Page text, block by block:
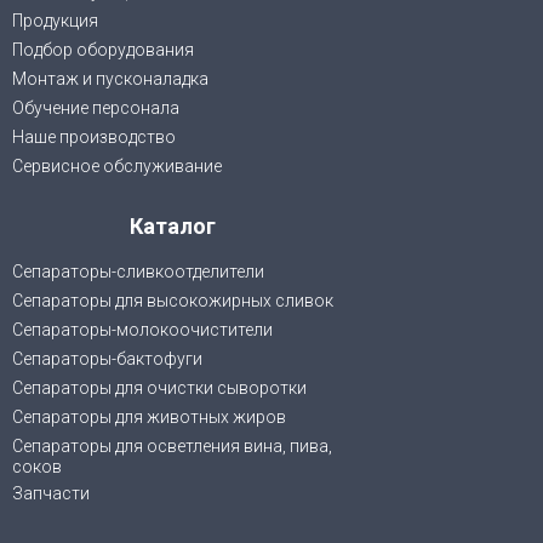
Продукция
Подбор оборудования
Монтаж и пусконаладка
Обучение персонала
Наше производство
Сервисное обслуживание
Каталог
Сепараторы-сливкоотделители
Сепараторы для высокожирных сливок
Сепараторы-молокоочистители
Сепараторы-бактофуги
Сепараторы для очистки сыворотки
Сепараторы для животных жиров
Cепараторы для осветления вина, пива,
соков
Запчасти